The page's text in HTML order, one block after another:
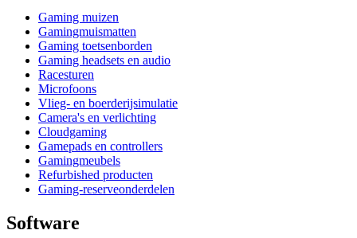
Gaming muizen
Gamingmuismatten
Gaming toetsenborden
Gaming headsets en audio
Racesturen
Microfoons
Vlieg- en boerderijsimulatie
Camera's en verlichting
Cloudgaming
Gamepads en controllers
Gamingmeubels
Refurbished producten
Gaming-reserveonderdelen
Software